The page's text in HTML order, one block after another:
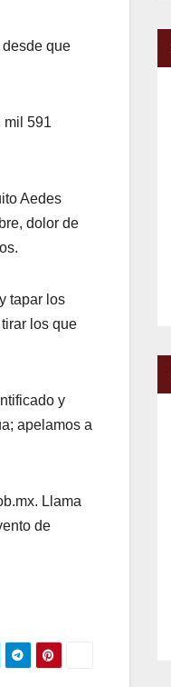
que
mil 591
Aedes
dolor de
tapar los
los que
y
apelamos a
Llama
de